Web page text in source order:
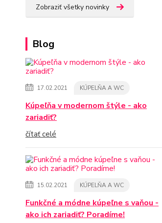
Zobraziť všetky novinky
Blog
17.02.2021 KÚPELŇA A WC
Kúpeľňa v modernom štýle - ako
zariadiť?
čítať celé
15.02.2021 KÚPELŇA A WC
Funkčné a módne kúpeľne s vaňou -
ako ich zariadiť? Poradíme!